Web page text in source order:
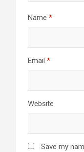
Name *
Email *
Website
Save my